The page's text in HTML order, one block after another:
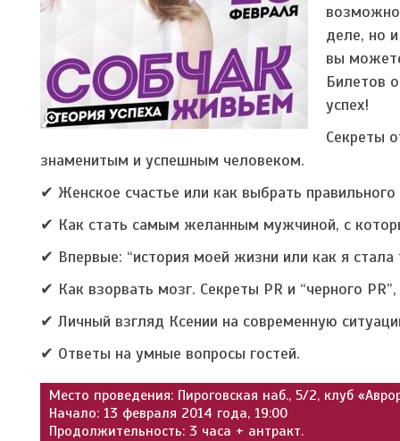
деле, но
вы
Билетов
успех!
Секреты
знаменитым и успешным человеком.
✔ Женское счастье или как выбрать
✔ Как стать самым желанным мужчиной, с
✔ Впервые: “история моей жизни или как я стала
✔ Как взорвать мозг. Секреты PR и “черного
✔ Личный взгляд Ксении на современную
✔ Ответы на умные вопросы гостей.
Место проведения: Пироговская наб., 5/2, клуб
Начало: 13 февраля 2014 года, 19:00
Продолжительность: 3 часа + антракт.